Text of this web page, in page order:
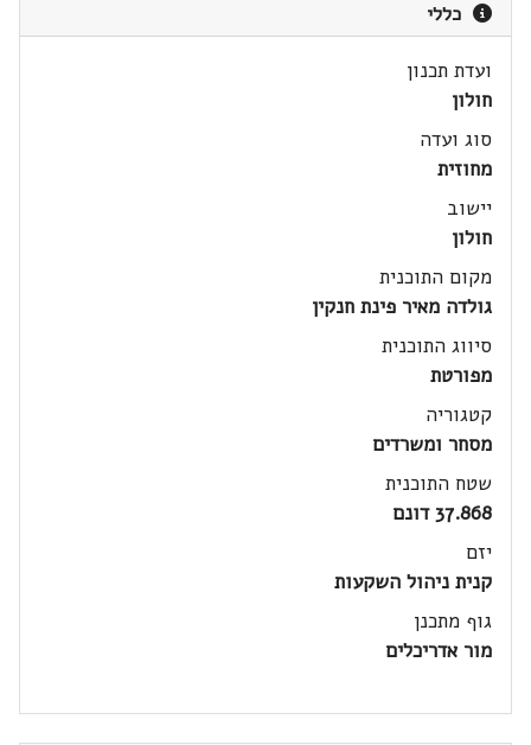
כללי
ועדת תכנון
חולון
סוג ועדה
מחוזית
יישוב
חולון
מקום התוכנית
גולדה מאיר פינת חנקין
סיווג התוכנית
מפורטת
קטגוריה
מסחר ומשרדים
שטח התוכנית
37.868 דונם
יזם
קנית ניהול השקעות
גוף מתכנן
מור אדריכלים